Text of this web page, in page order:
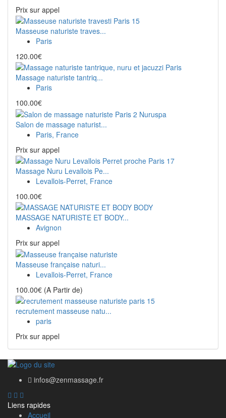
Prix ​​sur appel
Masseuse naturiste traves...
Paris
120.00€
Massage naturiste tantriq...
Paris
100.00€
Salon de massage naturist...
Paris, France
Prix ​​sur appel
Massage Nuru Levallois Pe...
Levallois-Perret, France
100.00€
MASSAGE NATURISTE ET BODY...
Avignon
Prix ​​sur appel
Masseuse française naturi...
Levallois-Perret, France
100.00€ (A Partir de)
recrutement masseuse natu...
paris
Prix ​​sur appel
infos@zenmassage.fr
Liens rapides
Accueil